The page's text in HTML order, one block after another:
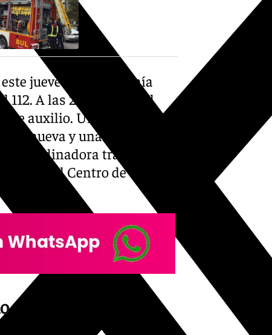
jueves en la pedanía
112. A las 22.35 horas, el
de auxilio. Un vehículo
y una persona
coordinadora trasladó de
Civil, el Centro de